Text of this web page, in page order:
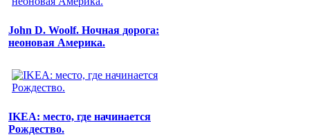
John D. Woolf. Ночная дорога:
неоновая Америка.
IKEA: место, где начинается
Рождество.